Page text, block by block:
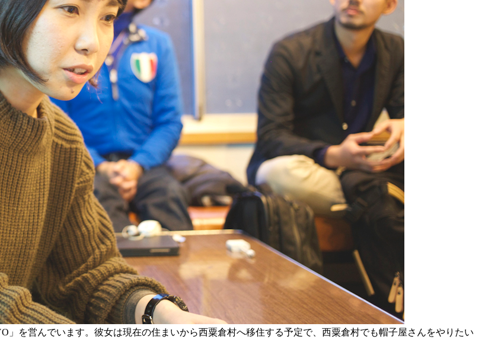
」を営んでいます。彼女は現在の住まいから西粟倉村へ移住する予定で、西粟倉村でも帽子屋さんをやりたい